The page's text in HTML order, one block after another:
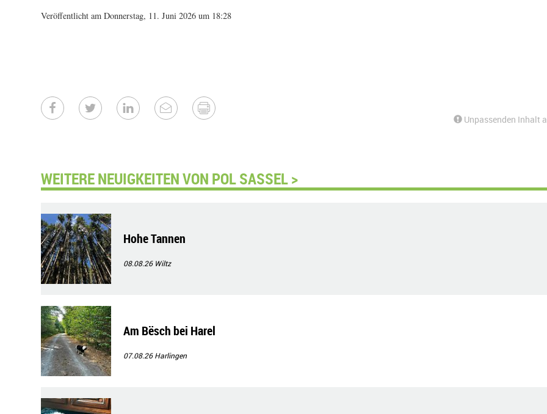
Veröffentlicht am Donnerstag, 11. Juni 2026 um 18:28
Unpassenden Inhalt
WEITERE NEUIGKEITEN VON POL SASSEL >
Hohe Tannen
08.08.26 Wiltz
Am Bësch bei Harel
07.08.26Harlingen